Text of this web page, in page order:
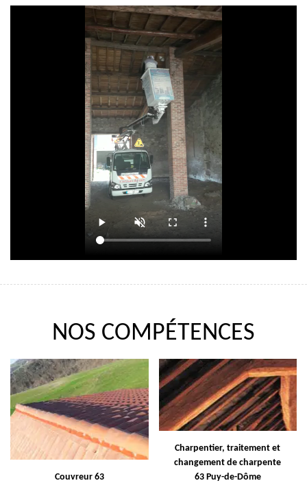
NOS COMPÉTENCES
Couvreur 63
Charpentier, traitement et
changement de charpente
63 Puy-de-Dôme